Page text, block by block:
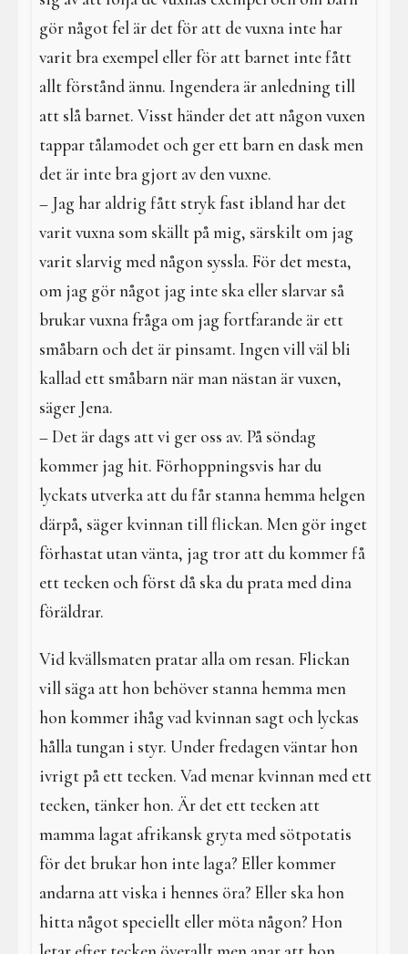
gör något fel är det för att de vuxna inte har
varit bra exempel eller för att barnet inte fått
allt förstånd ännu. Ingendera är anledning till
att slå barnet. Visst händer det att någon vuxen
tappar tålamodet och ger ett barn en dask men
det är inte bra gjort av den vuxne.
– Jag har aldrig fått stryk fast ibland har det
varit vuxna som skällt på mig, särskilt om jag
varit slarvig med någon syssla. För det mesta,
om jag gör något jag inte ska eller slarvar så
brukar vuxna fråga om jag fortfarande är ett
småbarn och det är pinsamt. Ingen vill väl bli
kallad ett småbarn när man nästan är vuxen,
säger Jena.
– Det är dags att vi ger oss av. På söndag
kommer jag hit. Förhoppningsvis har du
lyckats utverka att du får stanna hemma helgen
därpå, säger kvinnan till flickan. Men gör inget
förhastat utan vänta, jag tror att du kommer få
ett tecken och först då ska du prata med dina
föräldrar.
Vid kvällsmaten pratar alla om resan. Flickan
vill säga att hon behöver stanna hemma men
hon kommer ihåg vad kvinnan sagt och lyckas
hålla tungan i styr. Under fredagen väntar hon
ivrigt på ett tecken. Vad menar kvinnan med ett
tecken, tänker hon. Är det ett tecken att
mamma lagat afrikansk gryta med sötpotatis
för det brukar hon inte laga? Eller kommer
andarna att viska i hennes öra? Eller ska hon
hitta något speciellt eller möta någon? Hon